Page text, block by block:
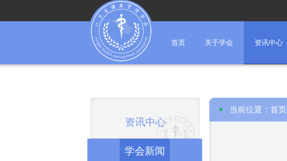
首页 关于学会 资讯中心
资讯中心
学会新闻
当前位置： 首页